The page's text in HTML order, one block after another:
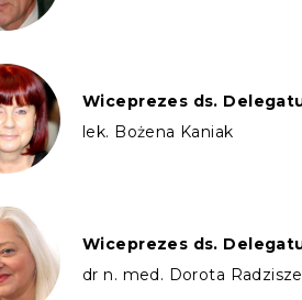
Wiceprezes ds.
lek. Bożena Kaniak
Wiceprezes ds.
dr n. med. Dorota